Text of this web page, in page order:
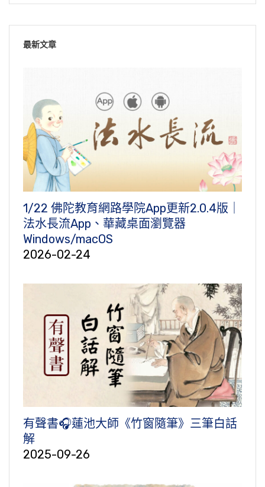
最新文章
1/22 佛陀教育網路學院App更新2.0.4版｜
法水長流App、華藏桌面瀏覽器
Windows/macOS
2026-02-24
有聲書🎧蓮池大師《竹窗隨筆》三筆白話
解
2025-09-26